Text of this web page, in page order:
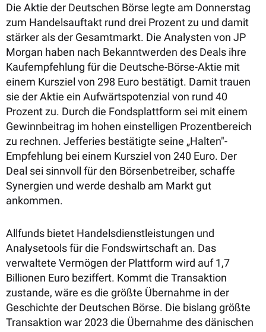
Die Aktie der Deutschen Börse legte am Donnerstag
zum Handelsauftakt rund drei Prozent zu und damit
stärker als der Gesamtmarkt. Die Analysten von JP
Morgan haben nach Bekanntwerden des Deals ihre
Kaufempfehlung für die Deutsche-Börse-Aktie mit
einem Kursziel von 298 Euro bestätigt. Damit trauen
sie der Aktie ein Aufwärtspotenzial von rund 40
Prozent zu. Durch die Fondsplattform sei mit einem
Gewinnbeitrag im hohen einstelligen Prozentbereich
zu rechnen. Jefferies bestätigte seine „Halten"-
Empfehlung bei einem Kursziel von 240 Euro. Der
Deal sei sinnvoll für den Börsenbetreiber, schaffe
Synergien und werde deshalb am Markt gut
ankommen.
Allfunds bietet Handelsdienstleistungen und
Analysetools für die Fondswirtschaft an. Das
verwaltete Vermögen der Plattform wird auf 1,7
Billionen Euro beziffert. Kommt die Transaktion
zustande, wäre es die größte Übernahme in der
Geschichte der Deutschen Börse. Die bislang größte
Transaktion war 2023 die Übernahme des dänischen